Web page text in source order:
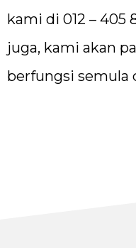
kami di 012 – 405
juga, kami akan
berfungsi semula